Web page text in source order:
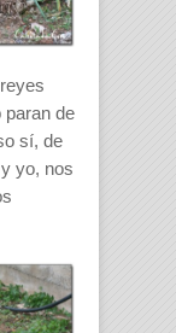
paran de
sí, de
yo, nos